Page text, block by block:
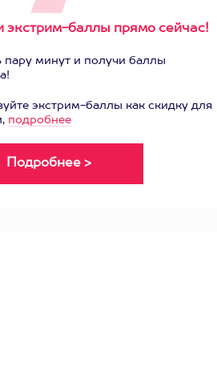
экстрим-баллы прямо сейчас!
пару минут и получи баллы
экстрим-баллы как скидку для
подробнее